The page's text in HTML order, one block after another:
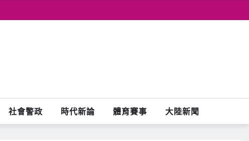
社會警政 時代新論 體育賽事 大陸新聞